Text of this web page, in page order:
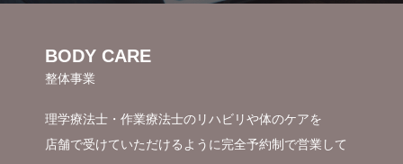
BODY CARE
整体事業
理学療法士・作業療法士のリハビリや体のケアを
店舗で受けていただけるように完全予約制で営業して